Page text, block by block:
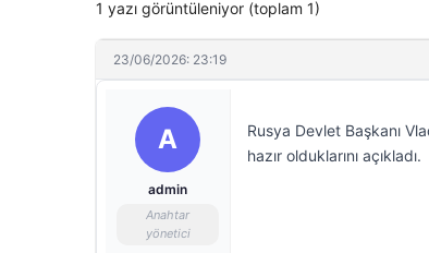
1 yazı görüntüleniyor (toplam 1)
23/06/2026: 23:19
A
admin
Anahtar
yönetici
Rusya Devlet Başkanı
hazır olduklarını açıkladı.